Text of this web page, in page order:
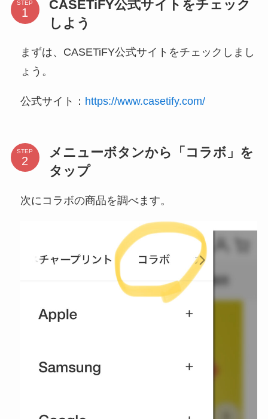
STEP
CASETiFY公式サイトをチェック
しよう
まずは、CASETiFY公式サイトをチェックしまし
ょう。
公式サイト： https://www.casetify.com/
STEP
メニューボタンから「コラボ」を
タップ
次にコラボの商品を調べます。